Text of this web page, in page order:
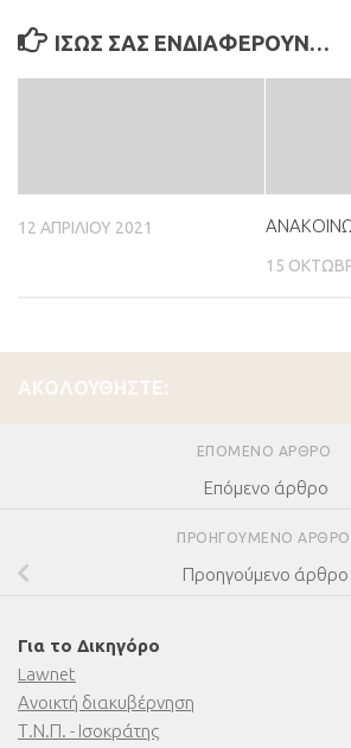
ΊΣΩΣ ΣΑΣ ΕΝΔΙΑΦΈΡΟΥΝ…
12 ΑΠΡΙΛΊΟΥ 2021
15
ΑΚΟΛΟΥΘΉΣΤΕ:
ΕΠΌΜΕΝΟ ΆΡΘΡΟ
Επόμενο άρθρο
ΠΡΟΗΓΟΎΜΕΝΟ ΆΡΘΡΟ
Προηγούμενο άρθρο
Για το Δικηγόρο
Lawnet
Ανοικτή διακυβέρνηση
Τ.Ν.Π. - Ισοκράτης